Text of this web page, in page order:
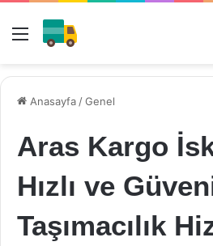
Menü
Anasayfa /Genel
Aras Kargo
Hızlı ve
Taşımacılık